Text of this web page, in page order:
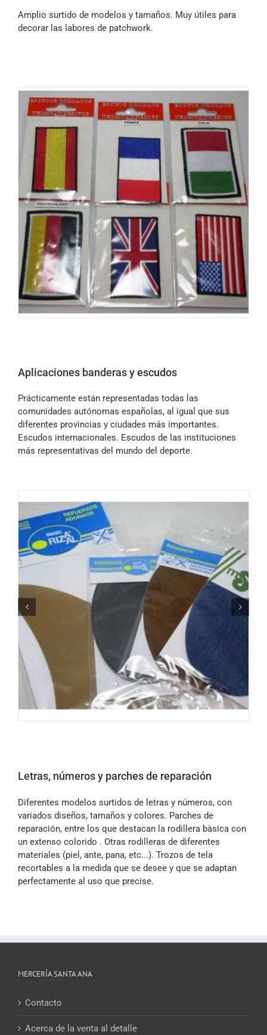
Amplio surtido de modelos y tamaños. Muy útiles para
decorar las labores de patchwork.
Aplicaciones banderas y escudos
Prácticamente están representadas todas las
comunidades autónomas españolas, al igual que sus
diferentes provincias y ciudades más importantes.
Escudos internacionales. Escudos de las instituciones
más representativas del mundo del deporte.
Letras, números y parches de reparación
Diferentes modelos surtidos de letras y números, con
variados diseños, tamaños y colores. Parches de
reparación, entre los que destacan la rodillera bàsica con
un extenso colorido . Otras rodilleras de diferentes
materiales (piel, ante, pana, etc...). Trozos de tela
recortables a la medida que se desee y que se adaptan
perfectamente al uso que precise.
MERCERÍA SANTA ANA
Contacto
Acerca de la venta al detalle